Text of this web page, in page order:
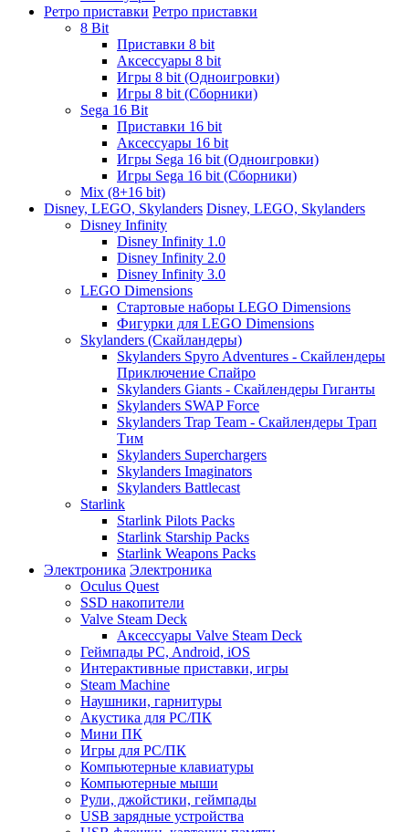
Ретро приставки Ретро приставки
8 Bit
Приставки 8 bit
Аксессуары 8 bit
Игры 8 bit (Одноигровки)
Игры 8 bit (Сборники)
Sega 16 Bit
Приставки 16 bit
Аксессуары 16 bit
Игры Sega 16 bit (Одноигровки)
Игры Sega 16 bit (Сборники)
Mix (8+16 bit)
Disney, LEGO, Skylanders Disney, LEGO, Skylanders
Disney Infinity
Disney Infinity 1.0
Disney Infinity 2.0
Disney Infinity 3.0
LEGO Dimensions
Стартовые наборы LEGO Dimensions
Фигурки для LEGO Dimensions
Skylanders (Скайландеры)
Skylanders Spyro Adventures - Скайлендеры
Приключение Спайро
Skylanders Giants - Скайлендеры Гиганты
Skylanders SWAP Force
Skylanders Trap Team - Скайлендеры Трап
Тим
Skylanders Superchargers
Skylanders Imaginators
Skylanders Battlecast
Starlink
Starlink Pilots Packs
Starlink Starship Packs
Starlink Weapons Packs
Электроника Электроника
Oculus Quest
SSD накопители
Valve Steam Deck
Аксессуары Valve Steam Deck
Геймпады PC, Android, iOS
Интерактивные приставки, игры
Steam Machine
Наушники, гарнитуры
Акустика для PC/ПК
Мини ПК
Игры для PC/ПК
Компьютерные клавиатуры
Компьютерные мыши
Рули, джойстики, геймпады
USB зарядные устройства